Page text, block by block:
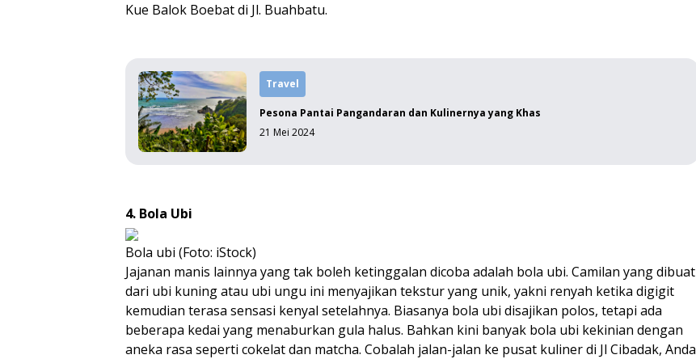
Kue Balok Boebat di Jl. Buahbatu.
Travel
Pesona Pantai Pangandaran dan Kulinernya yang Khas
21 Mei 2024
4. Bola Ubi
Bola ubi (Foto: iStock)
Jajanan manis lainnya yang tak boleh ketinggalan dicoba adalah bola ubi. Camilan yang dibuat
dari ubi kuning atau ubi ungu ini menyajikan tekstur yang unik, yakni renyah ketika digigit
kemudian terasa sensasi kenyal setelahnya. Biasanya bola ubi disajikan polos, tetapi ada
beberapa kedai yang menaburkan gula halus. Bahkan kini banyak bola ubi kekinian dengan
aneka rasa seperti cokelat dan matcha. Cobalah jalan-jalan ke pusat kuliner di Jl Cibadak, Anda